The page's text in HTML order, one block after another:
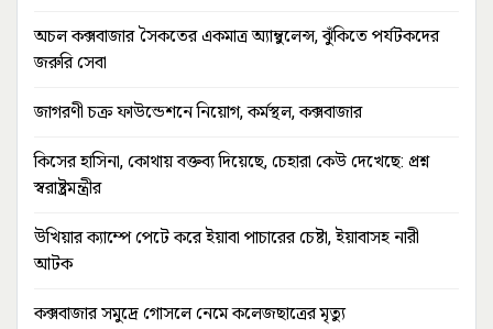
অচল কক্সবাজার সৈকতের একমাত্র অ্যাম্বুলেন্স, ঝুঁকিতে পর্যটকদের
জরুরি সেবা
জাগরণী চক্র ফাউন্ডেশনে নিয়োগ, কর্মস্থল, কক্সবাজার
কিসের হাসিনা, কোথায় বক্তব্য দিয়েছে, চেহারা কেউ দেখেছে: প্রশ্ন
স্বরাষ্ট্রমন্ত্রীর
উখিয়ার ক্যাম্পে পেটে করে ইয়াবা পাচারের চেষ্টা, ইয়াবাসহ নারী
আটক
কক্সবাজার সমুদ্রে গোসলে নেমে কলেজছাত্রের মৃত্যু